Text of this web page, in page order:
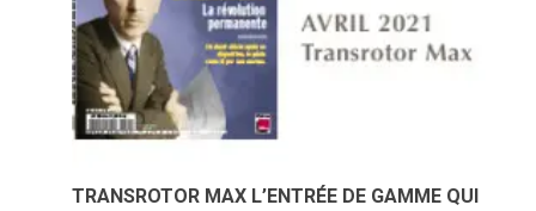
TRANSROTOR MAX L’ENTRÉE DE GAMME QUI